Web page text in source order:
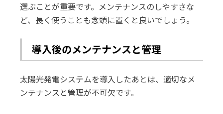
選ぶことが重要です。メンテナンスのしやすさな
ど、長く使うことも念頭に置くと良いでしょう。
導入後のメンテナンスと管理
太陽光発電システムを導入したあとは、適切なメ
ンテナンスと管理が不可欠です。